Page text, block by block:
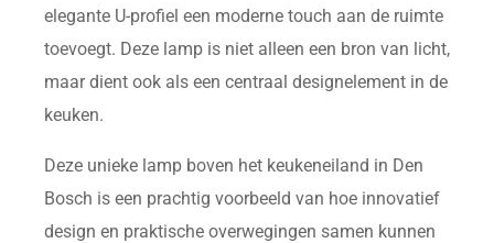
elegante U-profiel een moderne touch aan de ruimte
toevoegt. Deze lamp is niet alleen een bron van licht,
maar dient ook als een centraal designelement in de
keuken.
Deze unieke lamp boven het keukeneiland in Den
Bosch is een prachtig voorbeeld van hoe innovatief
design en praktische overwegingen samen kunnen